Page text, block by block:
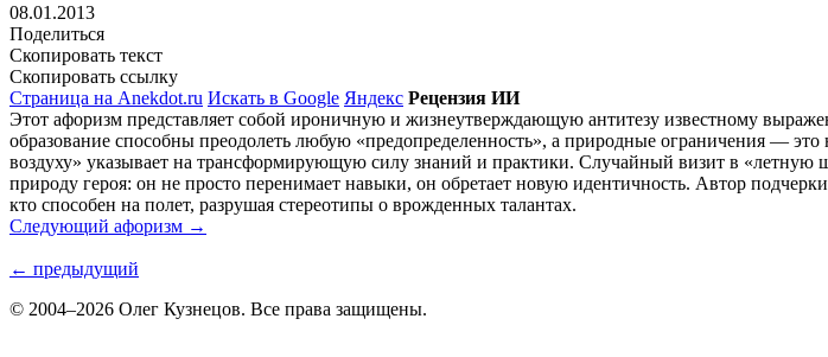
08.01.2013
Поделиться
Скопировать текст
Скопировать ссылку
Страница на Anekdot.ru Искать в Google Яндекс Рецензия ИИ
Этот афоризм представляет собой ироничную и жизнеутверждающую антитезу известному
образование способны преодолеть любую «предопределенность», а природные ограничения —
воздуху» указывает на трансформирующую силу знаний и практики. Случайный визит в
природу героя: он не просто перенимает навыки, он обретает новую идентичность. Автор
кто способен на полет, разрушая стереотипы о врожденных талантах.
Следующий афоризм →
← предыдущий
© 2004–2026 Олег Кузнецов. Все права защищены.